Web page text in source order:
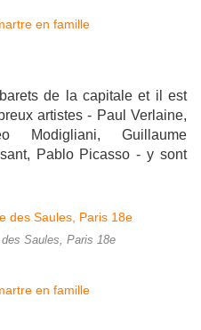
de la capitale et il est
artistes - Paul Verlaine,
Modigliani, Guillaume
Pablo Picasso - y sont
Saules, Paris 18e